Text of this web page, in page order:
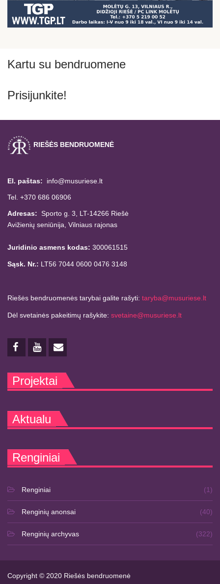
Kartu su bendruomene
Prisijunkite!
RIEŠĖS BENDRUOMENĖ
El. paštas: info@musuriese.lt
Tel. +370 686 06906
Adresas: Sporto g. 3, LT-14266 Riešė
Avižienių seniūnija, Vilniaus rajonas
Juridinio asmens kodas: 300061515
Sąsk. Nr.: LT56 7044 0600 0476 3148
Riešės bendruomenės tarybai galite rašyti: taryba@musuriese.lt
Dėl svetainės pakeitimų rašykite: svetaine@musuriese.lt
Projektai
Aktualu
Renginiai
Renginiai (1)
Renginių anonsai (40)
Renginių archyvas (322)
Copyright © 2020 Riešės bendruomenė